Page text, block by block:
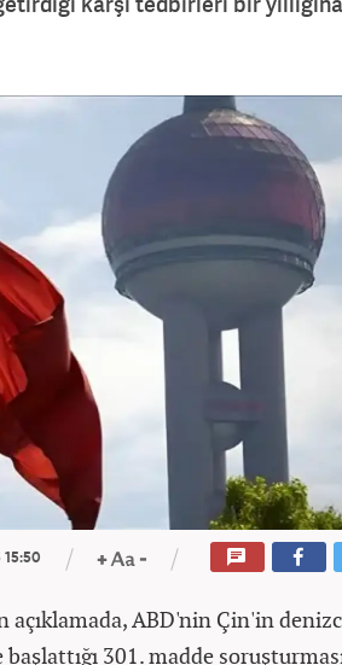
15:50
açıklamada, ABD'nin Çin'in
301. madde